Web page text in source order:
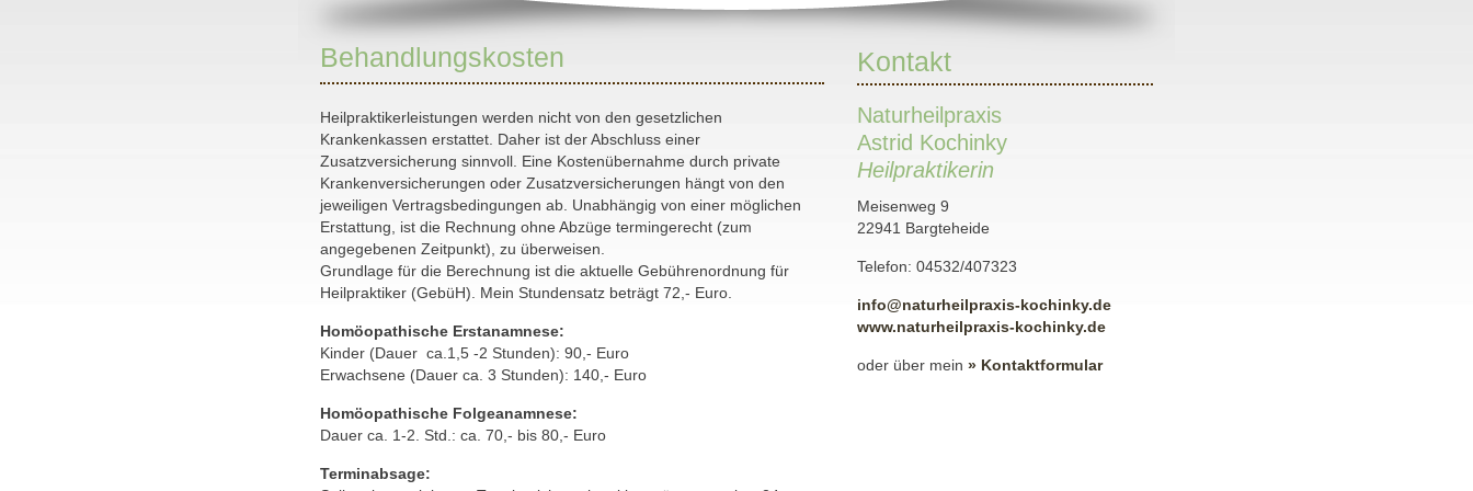
Kontakt
Naturheilpraxis
Astrid Kochinky
Heilpraktikerin
Meisenweg 9
22941 Bargteheide
Telefon: 04532/407323
info@naturheilpraxis-kochinky.de
www.naturheilpraxis-kochinky.de
oder über mein » Kontaktformular
Behandlungskosten
Heilpraktikerleistungen werden nicht von den gesetzlichen
Krankenkassen erstattet. Daher ist der Abschluss einer
Zusatzversicherung sinnvoll. Eine Kostenübernahme durch private
Krankenversicherungen oder Zusatzversicherungen hängt von den
jeweiligen Vertragsbedingungen ab. Unabhängig von einer möglichen
Erstattung, ist die Rechnung ohne Abzüge termingerecht (zum
angegebenen Zeitpunkt), zu überweisen.
Grundlage für die Berechnung ist die aktuelle Gebührenordnung für
Heilpraktiker (GebüH). Mein Stundensatz beträgt 72,- Euro.
Homöopathische Erstanamnese:
Kinder (Dauer ca.1,5 -2 Stunden): 90,- Euro
Erwachsene (Dauer ca. 3 Stunden): 140,- Euro
Homöopathische Folgeanamnese:
Dauer ca. 1-2. Std.: ca. 70,- bis 80,- Euro
Terminabsage: